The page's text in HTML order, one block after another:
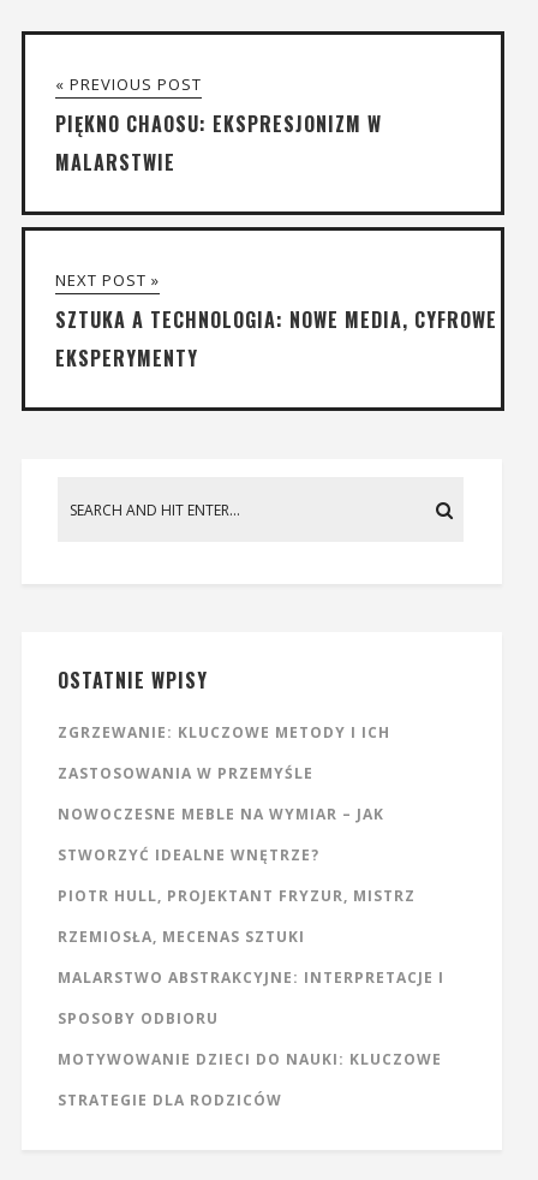
« PREVIOUS POST
PIĘKNO CHAOSU: EKSPRESJONIZM W
MALARSTWIE
NEXT POST »
SZTUKA A TECHNOLOGIA: NOWE MEDIA, CYFROWE
EKSPERYMENTY
OSTATNIE WPISY
ZGRZEWANIE: KLUCZOWE METODY I ICH
ZASTOSOWANIA W PRZEMYŚLE
NOWOCZESNE MEBLE NA WYMIAR – JAK
STWORZYĆ IDEALNE WNĘTRZE?
PIOTR HULL, PROJEKTANT FRYZUR, MISTRZ
RZEMIOSŁA, MECENAS SZTUKI
MALARSTWO ABSTRAKCYJNE: INTERPRETACJE I
SPOSOBY ODBIORU
MOTYWOWANIE DZIECI DO NAUKI: KLUCZOWE
STRATEGIE DLA RODZICÓW